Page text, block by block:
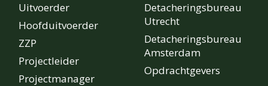
Uitvoerder
Hoofduitvoerder
ZZP
Projectleider
Projectmanager
Detacheringsbureau
Utrecht
Detacheringsbureau
Amsterdam
Opdrachtgevers